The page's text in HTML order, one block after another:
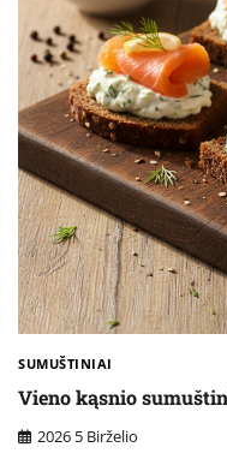
SUMUŠTINIAI
Vieno kąsnio
2026 5 Birželio